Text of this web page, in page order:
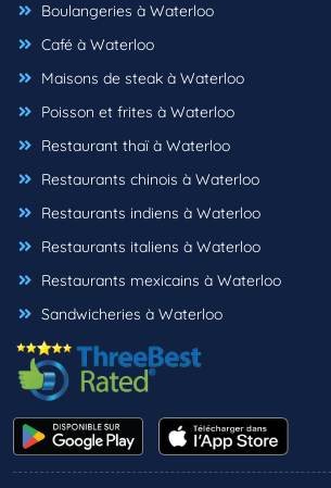
Boulangeries à Waterloo
Café à Waterloo
Maisons de steak à Waterloo
Poisson et frites à Waterloo
Restaurant thaï à Waterloo
Restaurants chinois à Waterloo
Restaurants indiens à Waterloo
Restaurants italiens à Waterloo
Restaurants mexicains à Waterloo
Sandwicheries à Waterloo